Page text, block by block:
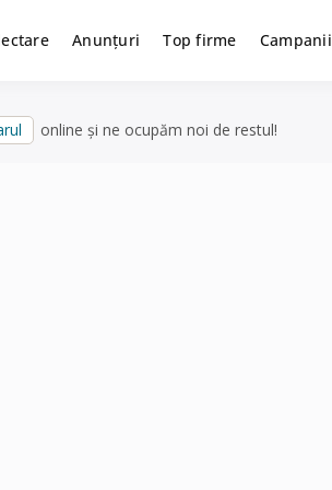
Anunțuri Top firme Campanii
online și ne ocupăm noi de restul!